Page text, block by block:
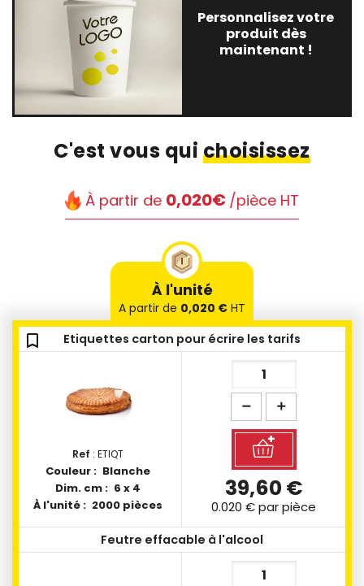
Personnalisez votre
produit dès
maintenant !
C'est vous qui choisissez
À partir de 0,020€ /pièce HT
À l'unité
A partir de 0,020 € HT
bookmark_outline
Ref : ETIQT
Couleur : Blanche
Dim. cm : 6 x 4
À l'unité : 2000 pièces
Etiquettes carton pour écrire les tarifs
39,60 €
0.020 €par pièce
bookmark_outline
Feutre effacable à l'alcool